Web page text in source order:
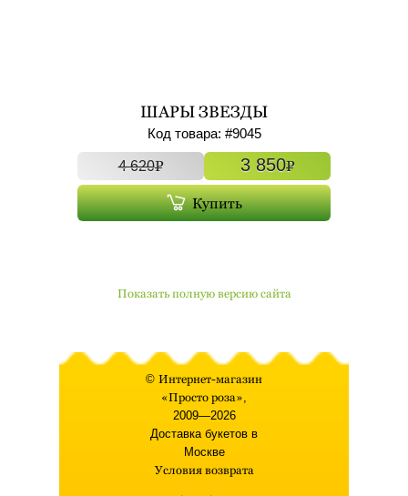
ШАРЫ ЗВЕЗДЫ
ФОЛЬГИРОВАННЫЕ С ГЕЛИЕМ
7ШТ АРТ. 9045
Код товара: #9045
4 620P 3 850P
Купить
Показать полную версию сайта
© Интернет-магазин
«Просто роза»
2009—2026
Доставка букетов в
Москве
Условия возврата